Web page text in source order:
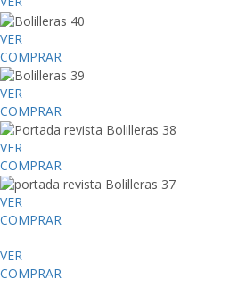
VER
COMPRAR
VER
COMPRAR
VER
COMPRAR
VER
COMPRAR
VER
COMPRAR